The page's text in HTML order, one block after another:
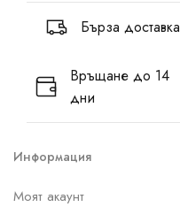
Бърза доставка
Връщане до 14
дни
Информация
Моят акаунт